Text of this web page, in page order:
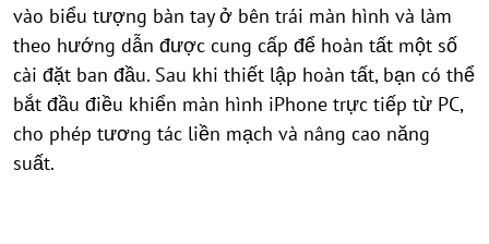
vào biểu tượng bàn tay ở bên trái màn hình và làm
theo hướng dẫn được cung cấp để hoàn tất một số
cài đặt ban đầu. Sau khi thiết lập hoàn tất, bạn có thể
bắt đầu điều khiển màn hình iPhone trực tiếp từ PC,
cho phép tương tác liền mạch và nâng cao năng
suất.